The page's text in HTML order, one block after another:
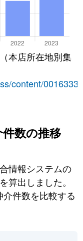
本店所在地別集
content/
数の推移
情報システムの
算出しました。
件数を比較する